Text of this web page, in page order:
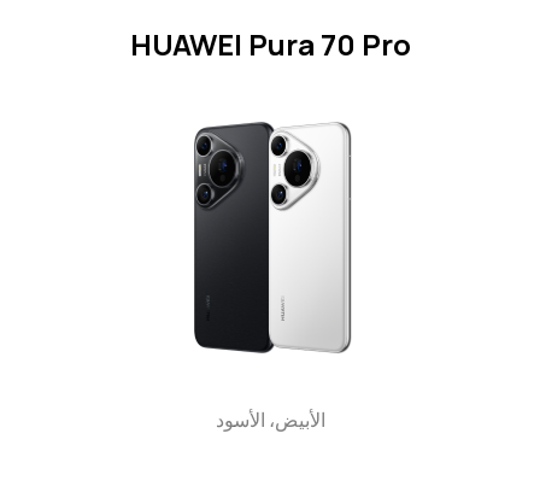
HUAWEI Pura 70 Pro
الأبيض، الأسود